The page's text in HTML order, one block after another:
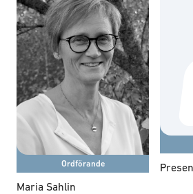
och klimatlagstiftning. Det omfattar
ämnen, materialrestriktioner och
Gruppen arbetar också med
praxis för hur företag kan uppfylla
klimatkrav utan att kompromissa
säkerhetskrav. Möten hålls
digitalt, och kompletteras med
relevanta aktiviteter samt tillfälliga
behov.
Ordförande
Maria Sahlin